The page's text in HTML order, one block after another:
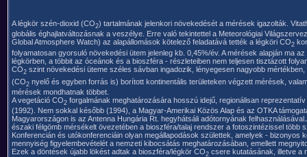
A légkör szén-dioxid (CO2) tartalmának jelenkori növekedését a mérések igazolták.
globális éghajlatváltozásnak a veszélye. Erre való tekintettel a Meteorológiai
Global Atmosphere Watch) az alapállomások kötelező feladatává tették a légköri CO2
folyamatosan gyorsuló növekedési ütem jelenleg kb. 0,45%/év. A mérések alapján ma
légkörben, a többit az óceánok és a bioszféra - részleteiben nem teljesen tisztázott
CO2 szint növekedési üteme széles sávban ingadozik, lényegesen nagyobb
(CO2 nyelő és egyben forrás is) borított kontinentális területeken végzett mérések,
mérések mondhatnak többet.
A vegetáció CO2 forgalmának meghatározására hosszú idejű, regionálisan
(1992). Nem sokkal később (1994), a Magyar-Amerikai Közös Alap és az OTKA
Magyarországon is az Antenna Hungária Rt. hegyhátsáli adótornyának
északi félgömb mérsékelt övezetében a bioszféra/talaj rendszer a fotoszintézissel több
Konferencián és utókonferenciáin olyan megállapodások születtek, amelyek -
mennyiség figyelembevételét a nemzeti kibocsátás meghatározásában, emellett
Ezek a döntések újabb lökést adtak a bioszféra/légkör CO2 csere kutatásának, illetve a